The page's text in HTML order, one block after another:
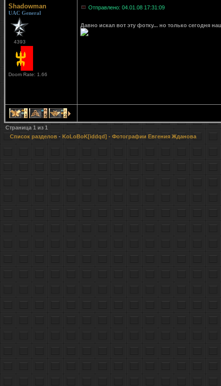
Shadowman
UAC General
4393
Doom Rate: 1.66
Отправлено: 04.01.08 17:31:09
Давно искал вот эту фотку... но только сегодня
1 5 2
Страница 1 из 1
Список разделов- KoLoBoK[iddqd] - Фотографии Евгения Жданова